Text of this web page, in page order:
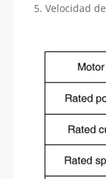
Velocidad